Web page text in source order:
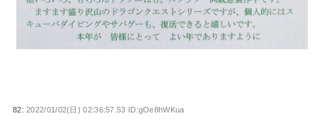
82:2022/01/02(日) 02:36:57.53 ID:gOe8hWKua